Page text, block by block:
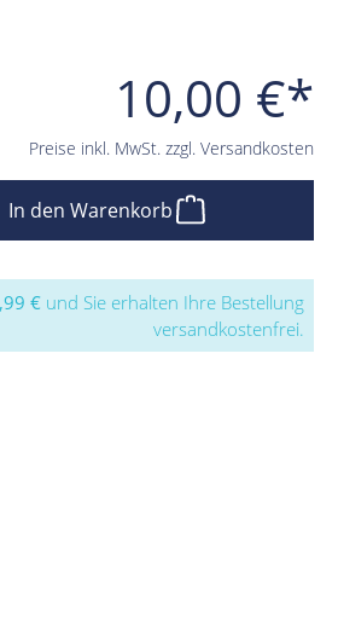
10,00 €*
Preise inkl. MwSt. zzgl. Versandkosten
In den Warenkorb
€ und Sie erhalten Ihre Bestellung
versandkostenfrei.